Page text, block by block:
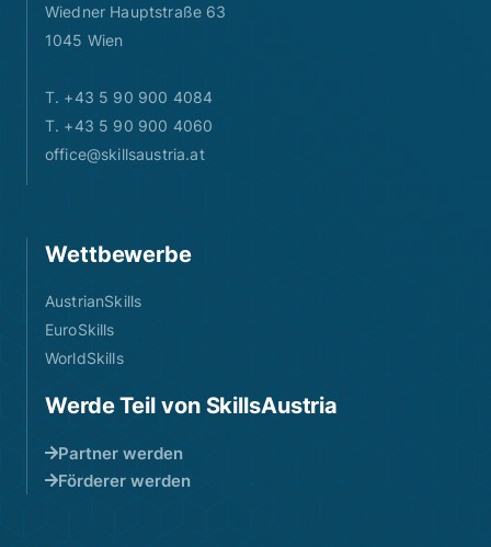
Wiedner Hauptstraße 63
1045 Wien
T. +43 5 90 900 4084
T. +43 5 90 900 4060
office@skillsaustria.at
Wettbewerbe
AustrianSkills
EuroSkills
WorldSkills
Werde Teil von SkillsAustria
Partner werden
Förderer werden